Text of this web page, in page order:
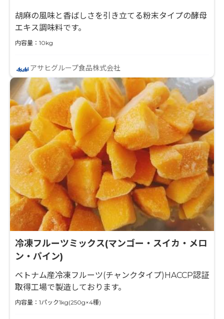
胡麻の風味と香ばしさを引き立てる粉末タイプの酵母
エキス調味料です。
内容量：10kg
アサヒグループ食品株式会社
冷凍フルーツミックス(マンゴー・スイカ・メロ
ン・パイン)
ベトナム産冷凍フルーツ(チャンクタイプ)HACCP認証
取得工場で製造しております。
内容量：1パック1kg(250g×4種)